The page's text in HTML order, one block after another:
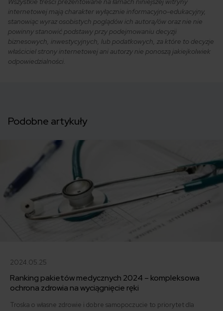
internetowej mają charakter wyłącznie informacyjno-edukacyjny,
stanowiąc wyraz osobistych poglądów ich autora/ów oraz nie nie
powinny stanowić podstawy przy podejmowaniu decyzji
biznesowych, inwestycyjnych, lub podatkowych, za które to decyzje
właściciel strony internetowej ani autorzy nie ponoszą jakiejkolwiek
odpowiedzialności.
Podobne artykuły
2024.05.25
Ranking pakietów medycznych 2024 – kompleksowa
ochrona zdrowia na wyciągnięcie ręki
Troska o własne zdrowie i dobre samopoczucie to priorytet dla